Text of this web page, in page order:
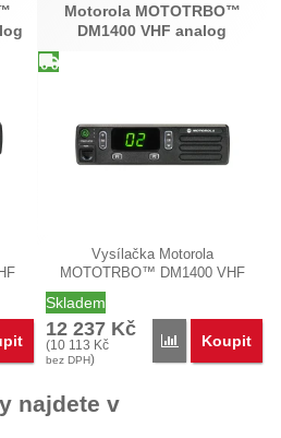
Motorola MOTOTRBO™
DM1400 VHF analog
Vysílačka Motorola
MOTOTRBO™ DM1400 VHF
model MDM01JNC9JC2AN je…
Skladem
12 237 Kč
(10 113 Kč
bez DPH)
Porovnat
Koupit
najdete v